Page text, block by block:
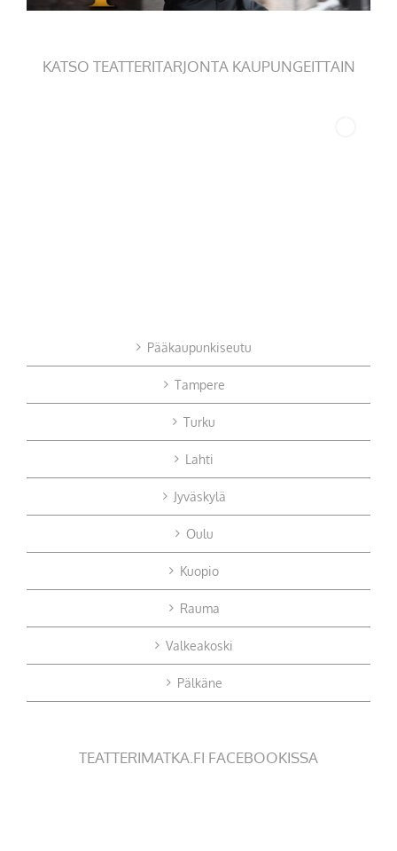
KATSO TEATTERITARJONTA KAUPUNGEITTAIN
Pääkaupunkiseutu
Tampere
Turku
Lahti
Jyväskylä
Oulu
Kuopio
Rauma
Valkeakoski
Pälkäne
TEATTERIMATKA.FI FACEBOOKISSA